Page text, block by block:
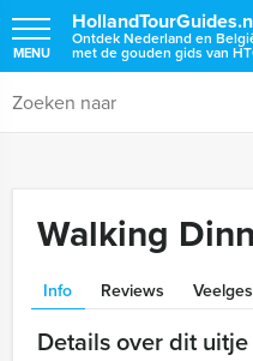
Ontdek Nederland en
met de gouden gids van
MENU
Walking
Info Reviews
Details over dit uitje